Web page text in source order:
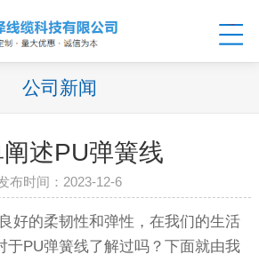
公司新闻
述PU弹簧线
布时间：2023-12-6
好的柔韧性和弹性，在我们的生活
于PU弹簧线了解过吗？下面就由我